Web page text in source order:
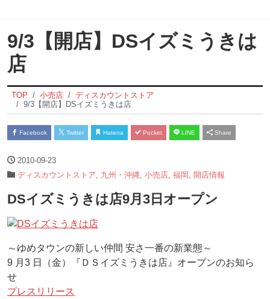
9/3【開店】DSイズミうきは
店
TOP 小売店
ディスカウントストア
9/3【開店】DSイズミうきは店
Facebook Twitter Hatena Pocket LINE Share
2010-09-23
ディスカウントストア
九州・沖縄 小売店 福岡 開店情報
DSイズミうきは店9月3日オープン
～ゆめタウンの新しい仲間 安さ一番の新業態～
9 月3 日（金）『ＤＳイズミうきは店』オープンのお知ら
せ
プレスリリース